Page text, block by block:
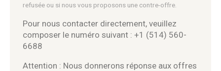
refusée ou si nous vous proposons une contre-offre.
Pour nous contacter directement, veuillez
composer le numéro suivant : +1 (514) 560-
6688
Attention : Nous donnerons réponse aux offres